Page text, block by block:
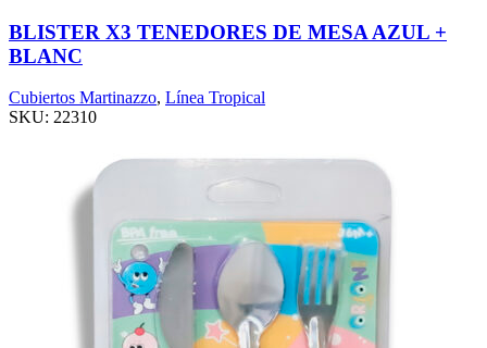
BLISTER X3 TENEDORES DE MESA AZUL +
BLANC
Cubiertos Martinazzo, Línea Tropical
SKU: 22310